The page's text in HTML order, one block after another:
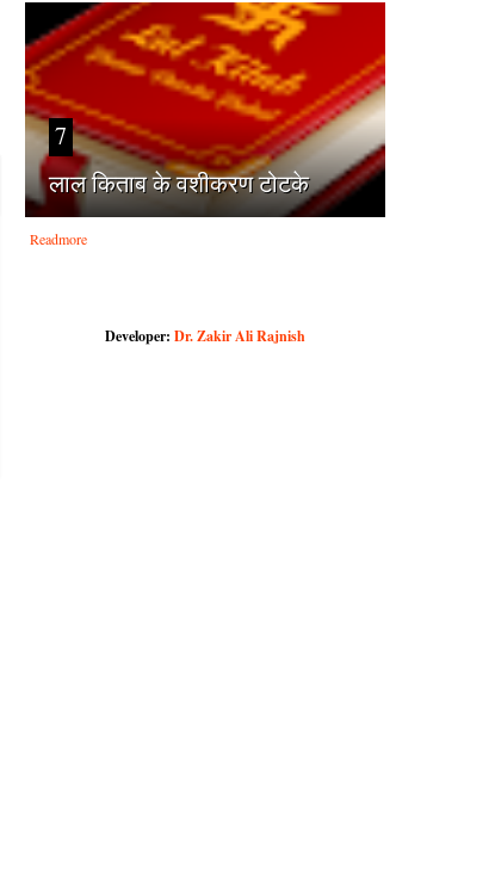
7
लाल किताब के वशीकरण टोटके
Readmore
Developer:Dr. Zakir Ali Rajnish